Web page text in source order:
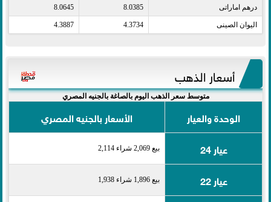
درهم اماراتى​ 8.0385
8.0645
اليوان الصينى​ 4.3734
4.3887
أسعار الذهب
متوسط سعر الذهب اليوم بالصاغة بالجنيه المصري
الوحدة والعيار
الأسعار بالجنيه المصري
عيار 24
بيع 2,069 شراء 2,114
عيار 22 بيع 1,896 شراء 1,938